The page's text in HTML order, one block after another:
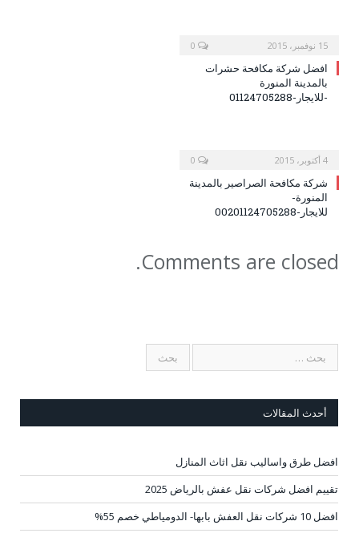
15 نوفمبر، 2015
افضل شركة مكافحة حشرات
بالمدينة المنورة
-للايجار-01124705288
4 أكتوبر، 2015
شركة مكافحة الصراصير بالمدينة
المنورة-
للايجار-00201124705288
Comments are closed.
أحدث المقالات
افضل طرق واساليب نقل اثاث المنازل
تقييم افضل شركات نقل عفش بالرياض 2025
افضل 10 شركات نقل العفش بابها- الدومياطي خصم 55%